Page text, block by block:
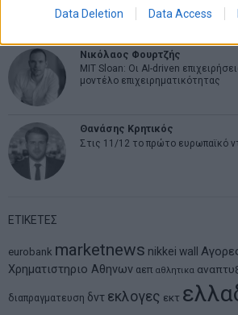
Data Deletion Data Access
ψάχνει τον επόμενο Μεσσία
Νικόλαος Φουρτζής
MIT Sloan: Οι AI-driven
μοντέλο επιχειρηματικότητας
Θανάσης Κρητικός
Στις 11/12 το πρώτο ευρωπαϊκό
ΕΤΙΚΕΤΕΣ
eurobank marketnews nikkei wall
Χρηματιστηριο Αθηνων αεπ αθλητικα
διαπραγματευση δντ εκλογες εκτ